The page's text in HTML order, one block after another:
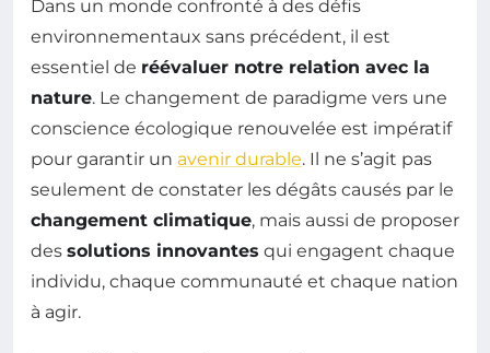
Dans un monde confronté à des défis
environnementaux sans précédent, il est
essentiel de réévaluer notre relation avec la
nature. Le changement de paradigme vers une
conscience écologique renouvelée est impératif
pour garantir un avenir durable. Il ne s’agit pas
seulement de constater les dégâts causés par le
changement climatique, mais aussi de proposer
des solutions innovantes qui engagent chaque
individu, chaque communauté et chaque nation
à agir.